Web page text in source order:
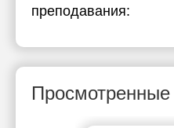
преподавания:
Просмотренные